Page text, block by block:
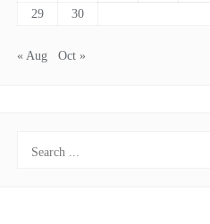
29
30
« Aug Oct »